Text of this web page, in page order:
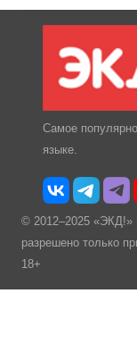
Самое
языке.
© 2012–2025 «ЭКД!»
разрешено только
18+